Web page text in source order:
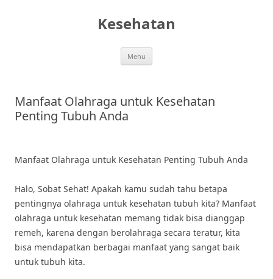
Kesehatan
Menu
Manfaat Olahraga untuk Kesehatan
Penting Tubuh Anda
Manfaat Olahraga untuk Kesehatan Penting Tubuh Anda
Halo, Sobat Sehat! Apakah kamu sudah tahu betapa
pentingnya olahraga untuk kesehatan tubuh kita? Manfaat
olahraga untuk kesehatan memang tidak bisa dianggap
remeh, karena dengan berolahraga secara teratur, kita
bisa mendapatkan berbagai manfaat yang sangat baik
untuk tubuh kita.